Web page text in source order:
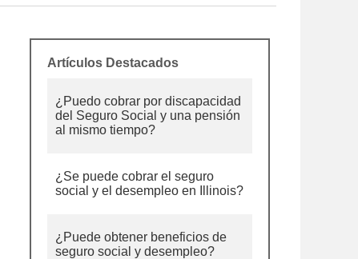
Artículos Destacados
¿Puedo cobrar por discapacidad
del Seguro Social y una pensión
al mismo tiempo?
¿Se puede cobrar el seguro
social y el desempleo en Illinois?
¿Puede obtener beneficios de
seguro social y desempleo?